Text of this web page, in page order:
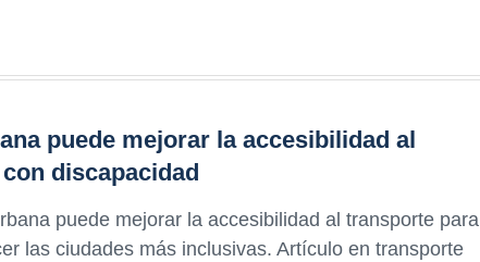
puede mejorar la accesibilidad al
discapacidad
puede mejorar la accesibilidad al transporte para
las ciudades más inclusivas. Artículo en transporte